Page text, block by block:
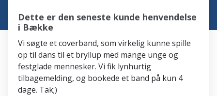
Dette er den seneste kunde henvendelse
i Bække
Vi søgte et coverband, som virkelig kunne spille
op til dans til et bryllup med mange unge og
festglade mennesker. Vi fik lynhurtig
tilbagemelding, og bookede et band på kun 4
dage. Tak;)